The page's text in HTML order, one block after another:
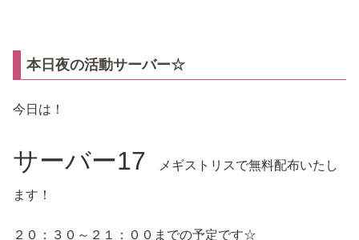
本日夜の活動サーバー☆
今日は！
サーバー17 メギストリスで無料配布いたし
ます！
２０：３０～２１：００までの予定です☆